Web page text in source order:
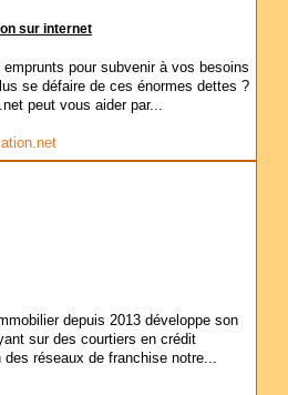
sur internet
pour subvenir à vos besoins
se défaire de ces énormes dettes ?
peut vous aider par...
depuis 2013 développe son
sur des courtiers en crédit
réseaux de franchise notre...